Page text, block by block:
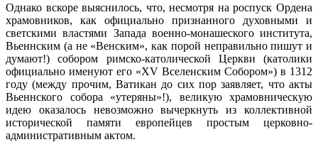
Однако вскоре выяснилось, что, несмотря на роспуск Ордена
храмовников, как официально признанного духовными и
светскими властями Запада военно-монашеского института,
Вьеннским (а не «Венским», как порой неправильно пишут и
думают!) собором римско-католической Церкви (католики
официально именуют его «XV Вселенским Собором») в 1312
году (между прочим, Ватикан до сих пор заявляет, что акты
Вьеннского собора «утеряны»!), великую храмовническую
идею оказалось невозможно вычеркнуть из коллективной
исторической памяти европейцев простым церковно-
административным актом.